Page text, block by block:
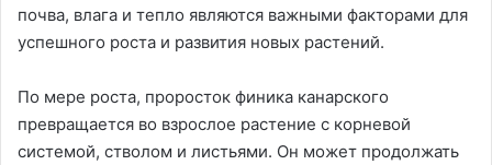
почва, влага и тепло являются важными факторами для
успешного роста и развития новых растений.
По мере роста, проросток финика канарского
превращается во взрослое растение с корневой
системой, стволом и листьями. Он может продолжать